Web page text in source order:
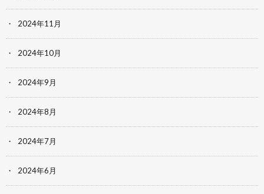
2024年11月
2024年10月
2024年9月
2024年8月
2024年7月
2024年6月